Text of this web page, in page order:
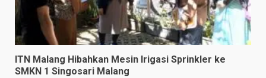
ITN Malang Hibahkan Mesin Irigasi Sprinkler ke
SMKN 1 Singosari Malang